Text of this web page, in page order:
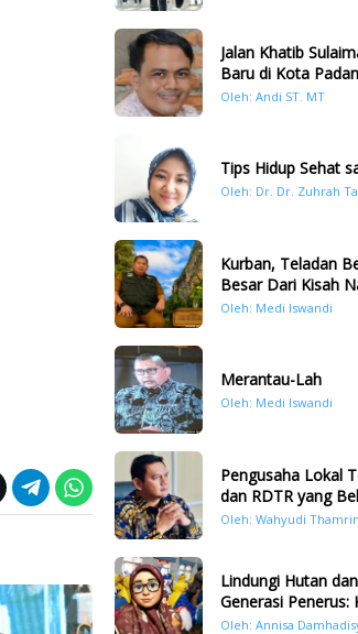
Jalan Khatib
Baru di Kota
Oleh: Andi ST. MT
Tips Hidup Sehat
Oleh: Dr. Dr. Zuhrah
Kurban, Teladan
Besar Dari Kisah
Nabi Ismail
Oleh: Medi Iswandi
Merantau-Lah
Oleh: Medi Iswandi
Pengusaha Lokal
dan RDTR yang
Oleh: Wahyudi
Lindungi Hutan
Generasi Penerus:
Bencana
Oleh: Annisa